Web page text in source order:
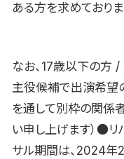
ある方を求めておりま
なお、17歳以下の方
主役候補で出演希望
を通して別枠の関係
い申し上げます）●リ
サル期間は、2024